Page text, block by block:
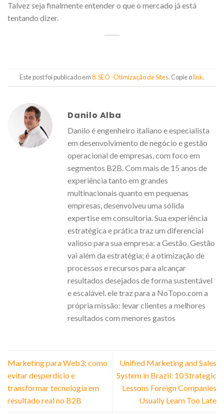
Talvez seja finalmente entender o que o mercado já está
tentando dizer.
Este post foi publicado em8. SEO -Otimização de Sites. Copie olink.
Danilo Alba
Danilo é engenheiro italiano e especialista
em desenvolvimento de negócio e gestão
operacional de empresas, com foco em
segmentos B2B. Com mais de 15 anos de
experiência tanto em grandes
multinacionais quanto em pequenas
empresas, desenvolveu uma sólida
expertise em consultoria. Sua experiência
estratégica e prática traz um diferencial
valioso para sua empresa: a Gestão. Gestão
vai além da estratégia; é a otimização de
processos e recursos para alcançar
resultados desejados de forma sustentável
e escalável. ele traz para a NoTopo.com a
própria missão: levar clientes a melhores
resultados com menores gastos
Marketing para Web3: como
evitar desperdício e
transformar tecnologia em
resultado real no B2B
Unified Marketing and Sales
System in Brazil: 10 Strategic
Lessons Foreign Companies
Usually Learn Too Late